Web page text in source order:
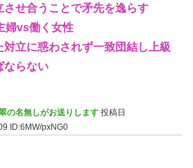
させ合うことで矛先を逸らす
vs働く女性
対立に惑わされず一致団結し上級
ならない
の名無しがお送りします 投稿日
ID:6MW/pxNG0